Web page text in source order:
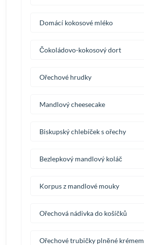
Domácí kokosové mléko
Čokoládovo-kokosový dort
Ořechové hrudky
Mandlový cheesecake
Biskupský chlebíček s ořechy
Bezlepkový mandlový koláč
Korpus z mandlové mouky
Ořechová nádivka do košíčků
Ořechové trubičky plněné krémem